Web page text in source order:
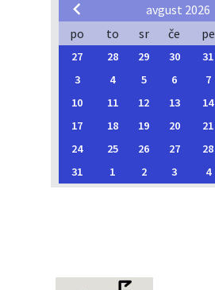
avgust 2026
po
to sr če pe
27 28 29 30 31
3
4 5 6 7
10
11 12 13 14
17
18 19 20 21
24
25 26 27 28
31
1 2 3 4